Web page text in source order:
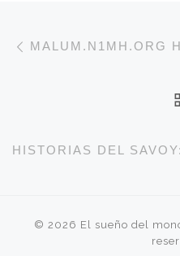
MALUM.N1MH.ORG
© 2026 El sueño del